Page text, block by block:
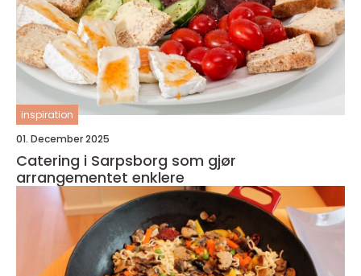
inspiration
01. December 2025
Catering i Sarpsborg som gjør
arrangementet enklere